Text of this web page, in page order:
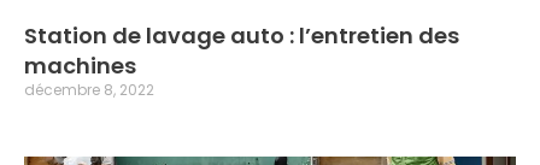
Station de lavage auto : l’entretien des
machines
décembre 8, 2022